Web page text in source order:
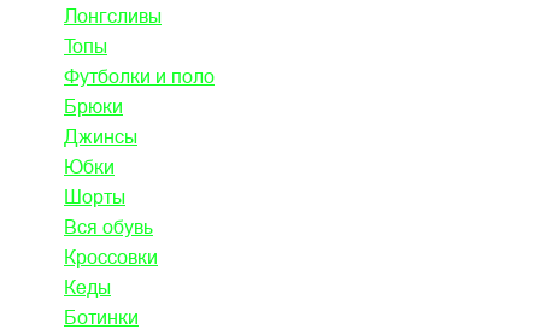
Лонгсливы
Топы
Футболки и поло
Брюки
Джинсы
Юбки
Шорты
Вся обувь
Кроссовки
Кеды
Ботинки